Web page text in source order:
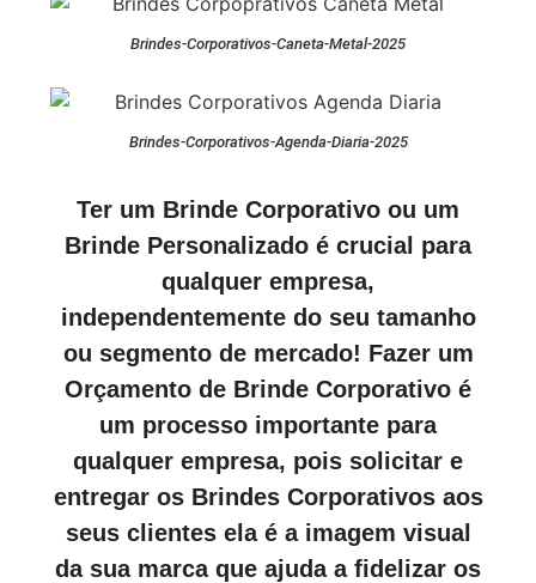
Brindes-Corporativos-Caneta-Metal-2025
Brindes-Corporativos-Agenda-Diaria-2025
Ter um Brinde Corporativo ou um
Brinde Personalizado é crucial para
qualquer empresa,
independentemente do seu tamanho
ou segmento de mercado! Fazer um
Orçamento de Brinde Corporativo é
um processo importante para
qualquer empresa, pois solicitar e
entregar os Brindes Corporativos aos
seus clientes ela é a imagem visual
da sua marca que ajuda a fidelizar os